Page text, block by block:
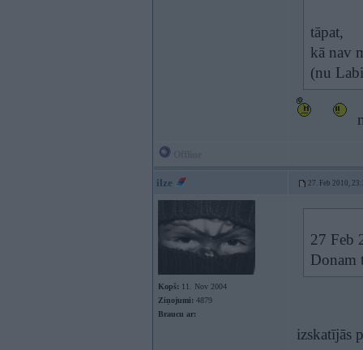
tāpat,
kā nav
(nu
ilze 27. Feb 2010,
Kopš: 11. Nov 2004
Ziņojumi: 4879
Braucu ar:
27 Feb
Donam
izskatījās